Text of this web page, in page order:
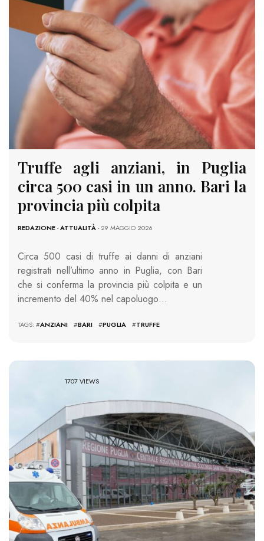
Truffe agli anziani, in Puglia
circa 500 casi in un anno. Bari la
provincia più colpita
REDAZIONE-ATTUALITÀ- 29 MAGGIO 2026
Circa 500 casi di truffe ai danni di anziani
registrati nell’ultimo anno in Puglia, con Bari
che si conferma la provincia più colpita e un
incremento del 40% nel capoluogo…
TAGS: #ANZIANI #BARI #PUGLIA #TRUFFE
1707 VIEWS